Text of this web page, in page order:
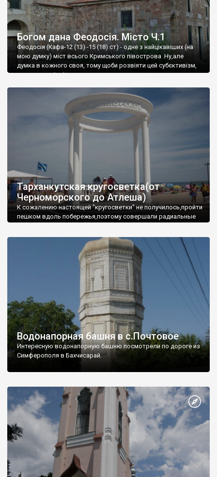
Богом дана Феодосія. Місто Ч.1
Феодосія (Кафа-12 (13) -15 (18) ст) - одне з найцікавіших (на
мою думку) міст всього Кримського півострова .Ну,але
думка в кожного своя, тому щоби розвіяти цей субєктивізм,
запрошую відвідати це
Тарханкутская кругосветка(от
Черноморского до Атлеша)
К сожалению настоящей "кругосветки" не получилось,пройти
пешком вдоль побережья,поэтому совершали радиальные
Водонапорная башня в с.Почтовое
Интересную водонапорную башню посмотрели по дороге из
Симферополя в Бахчисарай.